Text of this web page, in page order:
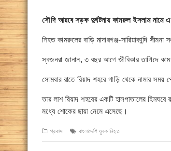
সৌদি আরবে সড়ক দুর্ঘটনায় কামরুল ইসলাম নামে
নিহত কামরুলের বাড়ি মাদারগঞ্জ-সারিয়াকান্দি
স্বজনরা জানান, ৩ বছর আগে জীবিকার তাগিদে
সোমবার রাতে রিয়াদ শহরে গাড়ি থেকে নামার
তার লাশ রিয়াদ শহরের একটি হাসপাতালের
মধ্যে শোকের ছায়া নেমে এসেছে।
প্রবাস বাংলাদেশি যুবক নিহত